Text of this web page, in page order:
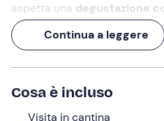
aspetta una degustazione
inno alla convivialità:5 calici
spumanti, da gustare abbinati
E per chiudere in bellezza? Un
moscato : perché qui, anche
tocco frizzante!
Continua a leggere
Cosa è incluso
Visita in cantina